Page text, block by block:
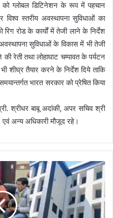
ग्लोबल डिटिनेशन के रूप में पहचान
स्तरीय अवस्थापना सुविधाओं का
रिग रोड के कार्यों में तेजी लाने के निर्देश
सुविधाओं के विकास में भी तेजी
तथा लोहाघाट चम्पावत के पर्यटन
शीघ्र तैयार करने के निर्देश दिये ताकि
भारत सरकार को प्रेषित किया
श्रीधर बाबू अदांकी, अपर सचिव श्री
एवं अन्य अधिकारी मौजूद रहे।